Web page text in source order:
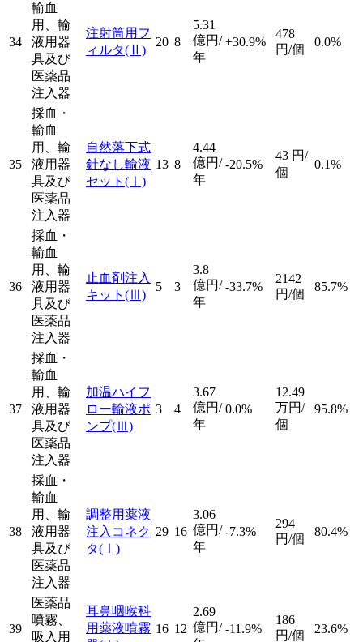
34
輸血
用、輸
液用器
具及び
医薬品
注入器
注射筒用フ
ィルタ(Ⅱ)
20 8
5.31
億円/
年
+30.9%
478
円/個
0.0%
35
採血・
輸血
用、輸
液用器
具及び
医薬品
注入器
自然落下式
針なし輸液
セット (Ⅰ)
13 8
4.44
億円/
年
-20.5%
43 円/
個
0.1%
36
採血・
輸血
用、輸
液用器
具及び
医薬品
注入器
止血剤注入
キット (Ⅲ)
5 3
3.8
億円/
年
-33.7%
2142
円/個
85.7%
37
採血・
輸血
用、輸
液用器
具及び
医薬品
注入器
加温ハイフ
ロー輸液ポ
ンプ(Ⅲ)
3 4
3.67
億円/
年
0.0%
12.49
万円/
個
95.8%
38
採血・
輸血
用、輸
液用器
具及び
医薬品
注入器
調整用薬液
注入コネク
タ(Ⅰ)
29 16
3.06
億円/
年
-7.3%
294
円/個
80.4%
39
医薬品
噴霧、
吸入用
耳鼻咽喉科
用薬液噴霧 16 12
2.69
億円/ -11.9%
186
円/個
23.6%